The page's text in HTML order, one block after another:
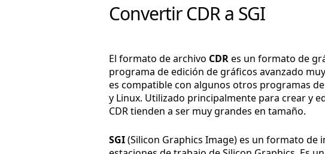
Convertir CDR a SGI
El formato de archivo CDRes un formato de
programa de edición de gráficos avanzado
es compatible con algunos otros programas
y Linux. Utilizado principalmente para crear y
CDR tienden a ser muy grandes en tamaño.
SGI(Silicon Graphics Image) es un formato de